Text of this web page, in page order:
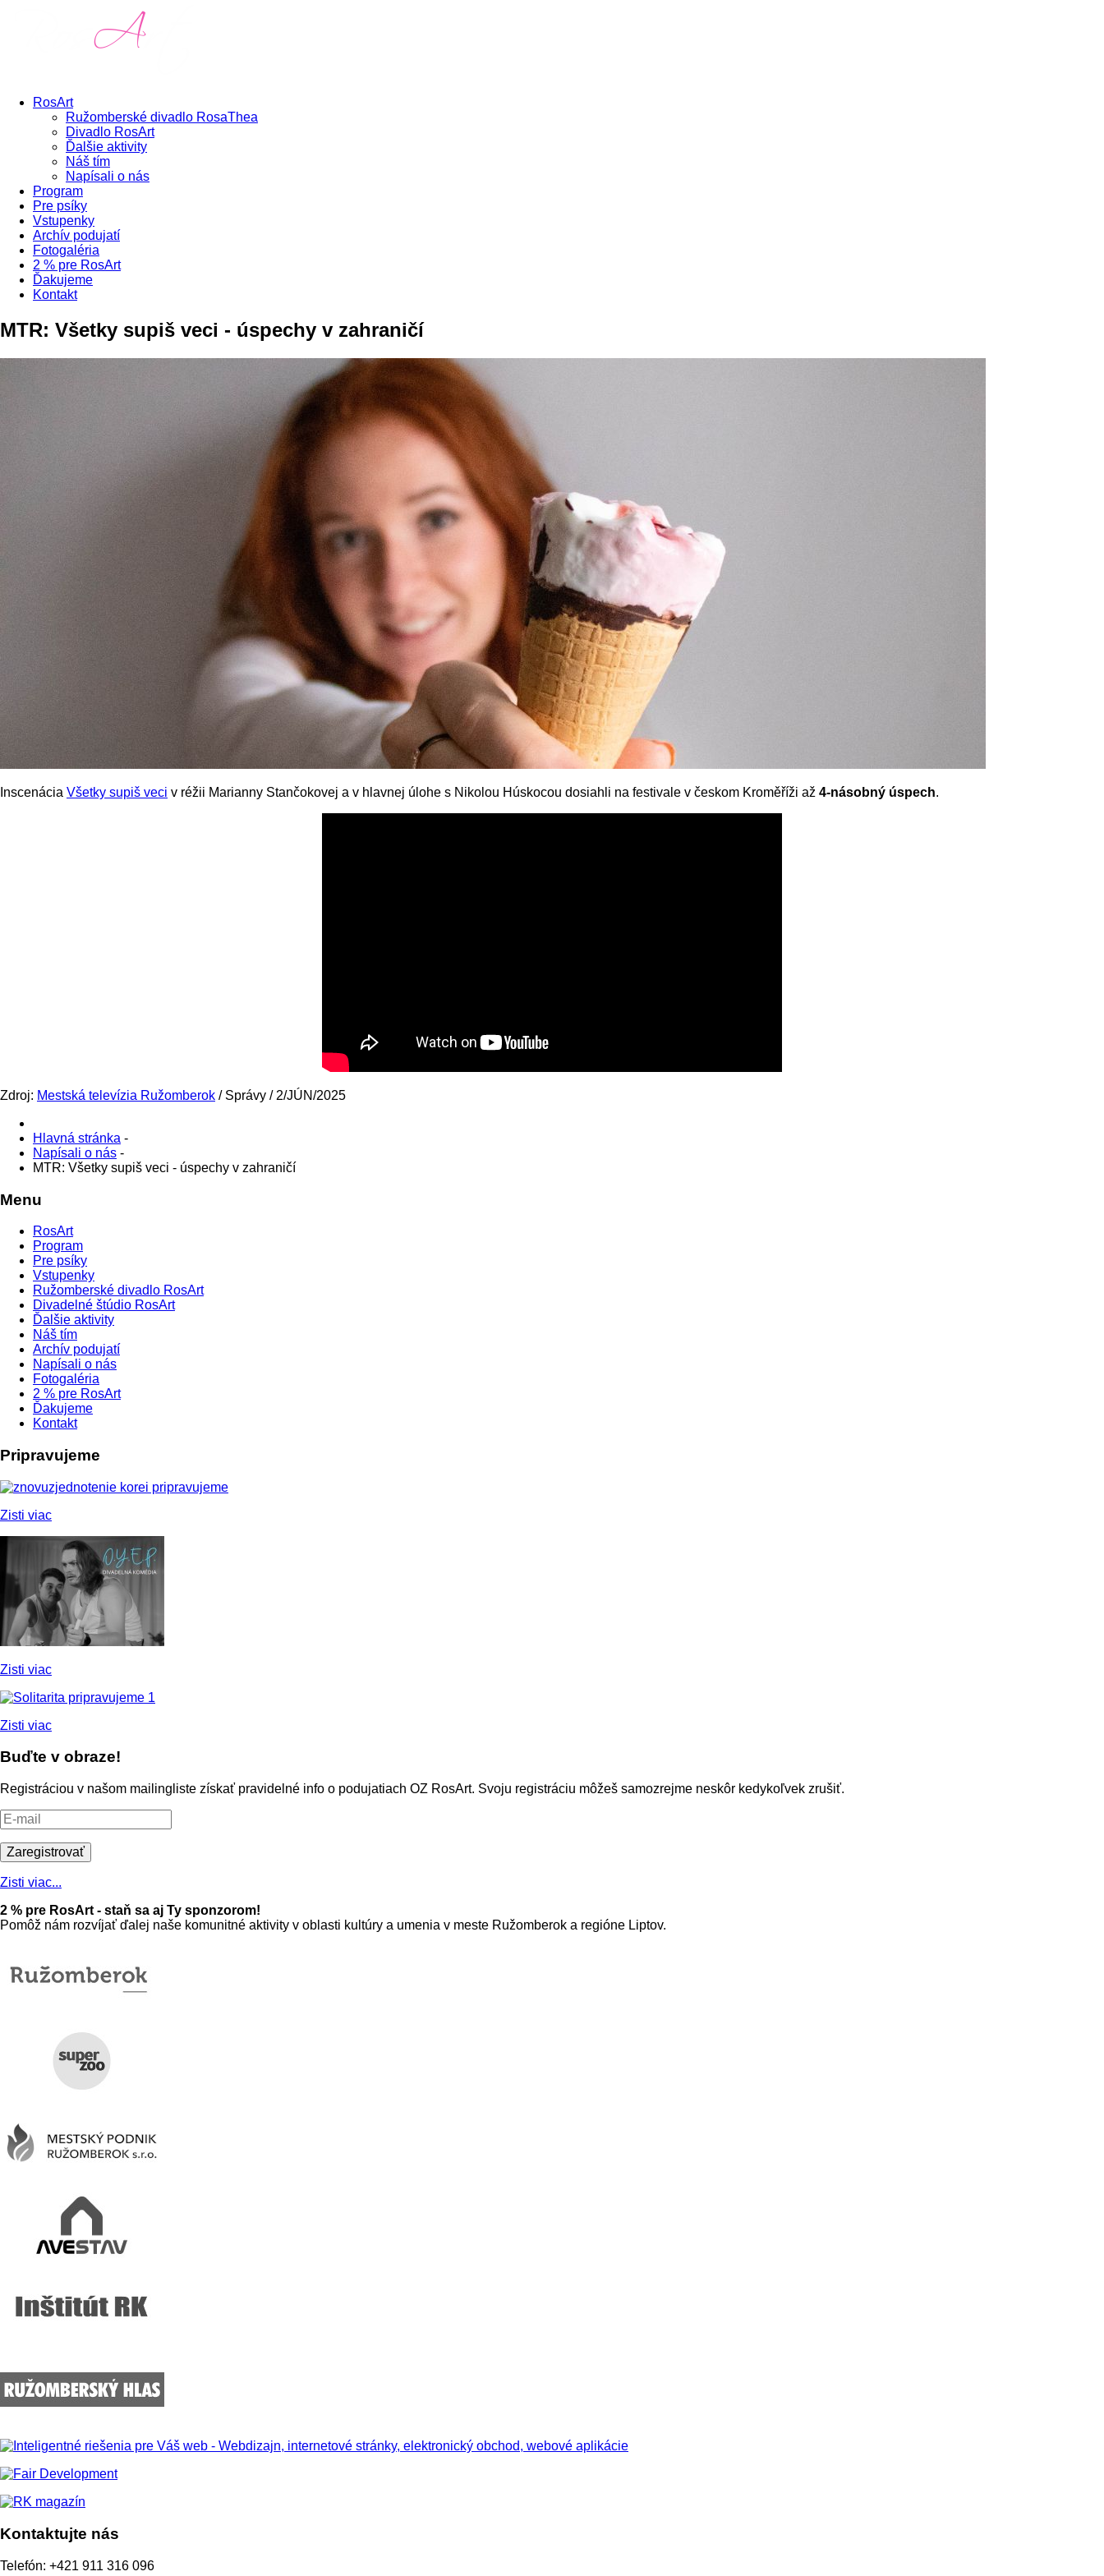
RosArt
Ružomberské divadlo RosaThea
Divadlo RosArt
Ďalšie aktivity
Náš tím
Napísali o nás
Program
Pre psíky
Vstupenky
Archív podujatí
Fotogaléria
2 % pre RosArt
Ďakujeme
Kontakt
MTR: Všetky supiš veci - úspechy v zahraničí
Inscenácia Všetky supiš veci v réžii Marianny Stančokovej a v hlavnej úlohe s Nikolou Húskocou dosiahli na festivale v českom Kroměříži až 4-násobný úspech.
Zdroj: Mestská televízia Ružomberok / Správy / 2/JÚN/2025
Hlavná stránka -
Napísali o nás -
MTR: Všetky supiš veci - úspechy v zahraničí
Menu
RosArt
Program
Pre psíky
Vstupenky
Ružomberské divadlo RosArt
Divadelné štúdio RosArt
Ďalšie aktivity
Náš tím
Archív podujatí
Napísali o nás
Fotogaléria
2 % pre RosArt
Ďakujeme
Kontakt
Pripravujeme
Zisti viac
Zisti viac
Zisti viac
Buďte v obraze!
Registráciou v našom mailingliste získať pravidelné info o podujatiach OZ RosArt. Svoju registráciu môžeš samozrejme neskôr kedykoľvek zrušiť.
Zisti viac...
2 % pre RosArt - staň sa aj Ty sponzorom!
Pomôž nám rozvíjať ďalej naše komunitné aktivity v oblasti kultúry a umenia v meste Ružomberok a regióne Liptov.
Kontaktujte nás
Telefón: +421 911 316 096